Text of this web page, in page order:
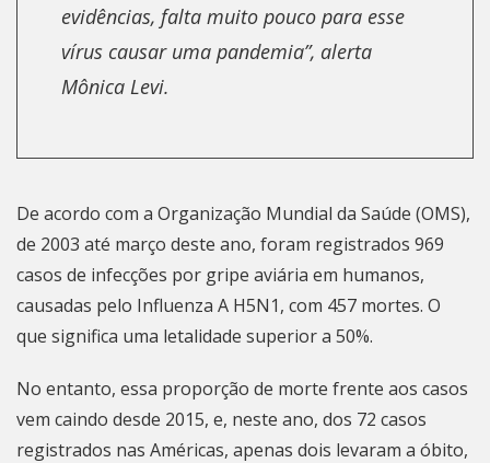
evidências, falta muito pouco para esse
vírus causar uma pandemia”, alerta
Mônica Levi.
De acordo com a Organização Mundial da Saúde (OMS),
de 2003 até março deste ano, foram registrados 969
casos de infecções por gripe aviária em humanos,
causadas pelo Influenza A H5N1, com 457 mortes. O
que significa uma letalidade superior a 50%.
No entanto, essa proporção de morte frente aos casos
vem caindo desde 2015, e, neste ano, dos 72 casos
registrados nas Américas, apenas dois levaram a óbito,